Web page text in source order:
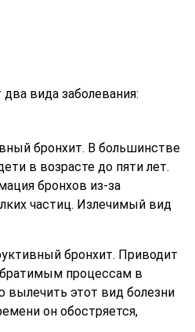
вида заболевания:
бронхит. В большинстве
в возрасте до пяти лет.
бронхов из-за
частиц. Излечимый вид
бронхит. Приводит
процессам в
вылечить этот вид болезни
он обостряется,